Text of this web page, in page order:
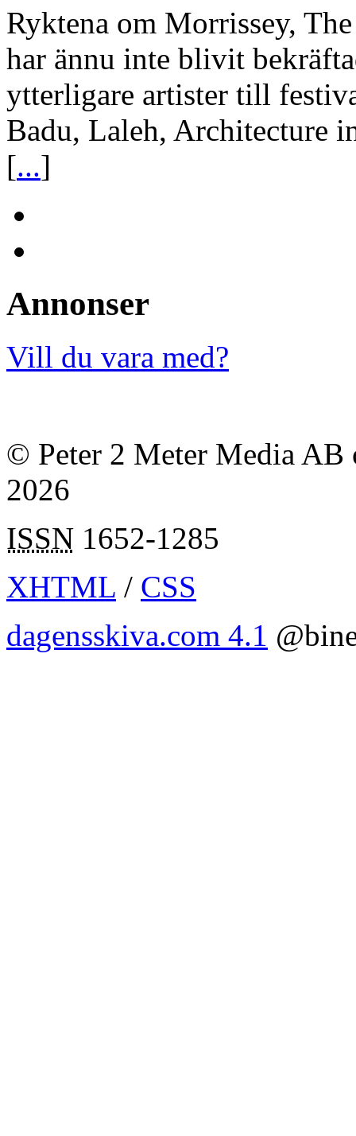
Ryktena om Morrissey,
har ännu inte blivit
ytterligare artister till
Badu, Laleh, Architecture
[...]
Annonser
Vill du vara med?
© Peter 2 Meter Media AB
2026
ISSN 1652-1285
XHTML / CSS
dagensskiva.com 4.1